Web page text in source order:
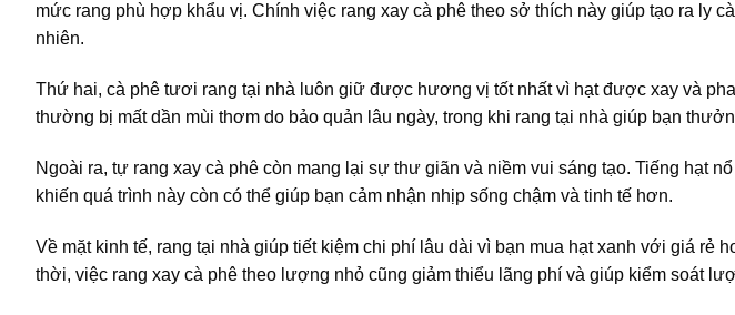
mức rang phù hợp khẩu vị. Chính việc rang xay cà phê theo sở thích này giúp tạo ra ly
nhiên.
Thứ hai, cà phê tươi rang tại nhà luôn giữ được hương vị tốt nhất vì hạt được xay và
thường bị mất dần mùi thơm do bảo quản lâu ngày, trong khi rang tại nhà giúp bạn
Ngoài ra, tự rang xay cà phê còn mang lại sự thư giãn và niềm vui sáng tạo. Tiếng hạt
khiến quá trình này còn có thể giúp bạn cảm nhận nhịp sống chậm và tinh tế hơn.
Về mặt kinh tế, rang tại nhà giúp tiết kiệm chi phí lâu dài vì bạn mua hạt xanh với giá rẻ
thời, việc rang xay cà phê theo lượng nhỏ cũng giảm thiểu lãng phí và giúp kiểm soát